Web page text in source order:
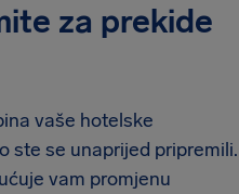
za prekide
vaše hotelske
ste se unaprijed pripremili.
vam promjenu